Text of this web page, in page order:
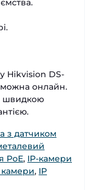
Hikvision DS-
можна онлайн.
швидкою
з датчиком
PoE, IP-камери
камери, IP